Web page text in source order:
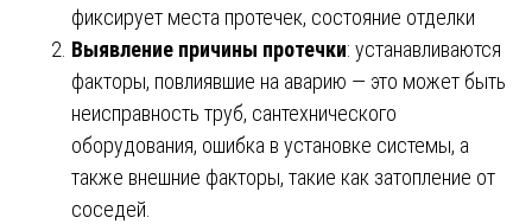
фиксирует места протечек, состояние отделки
Выявление причины протечки: устанавливаются
факторы, повлиявшие на аварию — это может быть
неисправность труб, сантехнического
оборудования, ошибка в установке системы, а
также внешние факторы, такие как затопление от
соседей.